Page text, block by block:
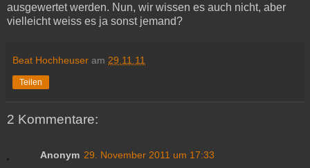
ausgewertet werden. Nun, wir wissen es auch nicht, aber
vielleicht weiss es ja sonst jemand?
Beat Hochheuser am 29.11.11
Teilen
2 Kommentare:
Anonym 29. November 2011 um 17:33